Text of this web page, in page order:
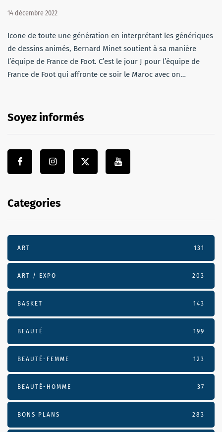
14 décembre 2022
Icone de toute une génération en interprétant les génériques
de dessins animés, Bernard Minet soutient à sa manière
l’équipe de France de Foot. C’est le jour J pour l’équipe de
France de Foot qui affronte ce soir le Maroc avec on…
Soyez informés
Categories
ART 131
ART / EXPO 203
BASKET 143
BEAUTÉ 199
BEAUTÉ-FEMME 123
BEAUTÉ-HOMME 37
BONS PLANS 283